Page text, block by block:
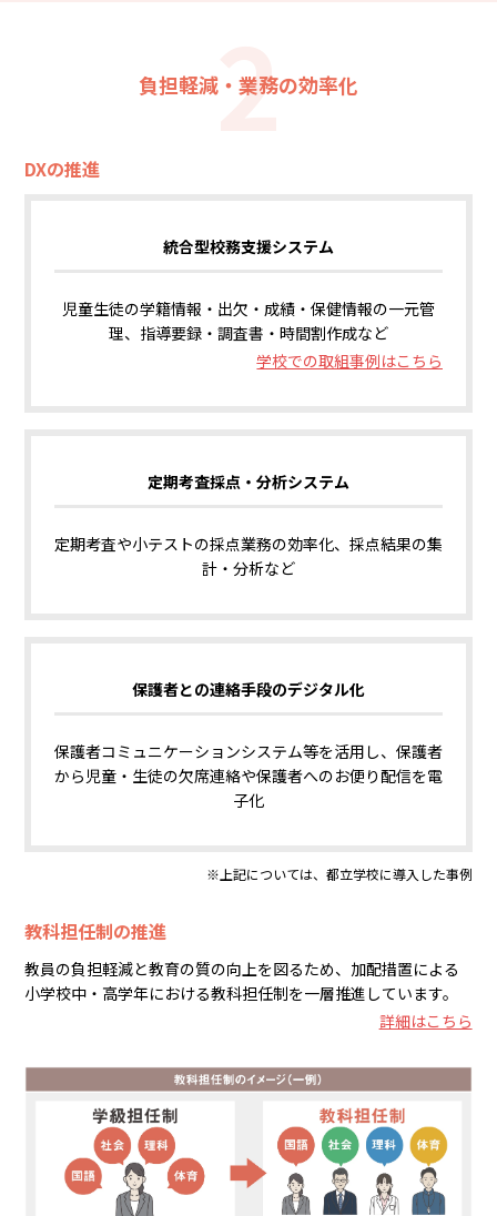
2
負担軽減・業務の効率化
DXの推進
統合型校務支援システム
児童生徒の学籍情報・出欠・成績・保健情報の一元管
理、指導要録・調査書・時間割作成など
学校での取組事例はこちら
定期考査採点・分析システム
定期考査や小テストの採点業務の効率化、採点結果の集
計・分析など
保護者との連絡手段のデジタル化
保護者コミュニケーションシステム等を活用し、保護者
から児童・生徒の欠席連絡や保護者へのお便り配信を電
子化
※上記については、都立学校に導入した事例
教科担任制の推進
教員の負担軽減と教育の質の向上を図るため、加配措置による
小学校中・高学年における教科担任制を一層推進しています。
詳細はこちら